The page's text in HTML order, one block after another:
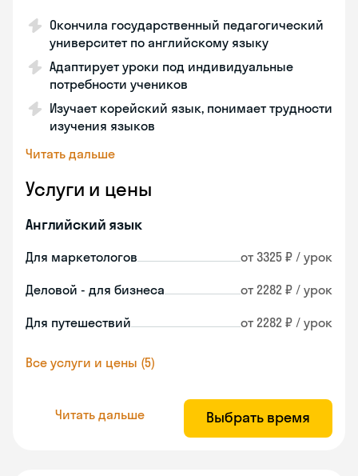
Окончила государственный педагогический
университет по английскому языку
Адаптирует уроки под индивидуальные
потребности учеников
Изучает корейский язык, понимает трудности
изучения языков
Читать дальше
Услуги и цены
Английский язык
Для маркетологов от 3325 ₽ / урок
Деловой - для бизнеса от 2282 ₽ / урок
Для путешествий от 2282 ₽ / урок
Все услуги и цены (5)
Читать дальше Выбрать время